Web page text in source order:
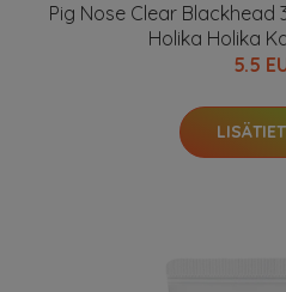
Pig Nose Clear Blackhead
Holika Holika
5.5